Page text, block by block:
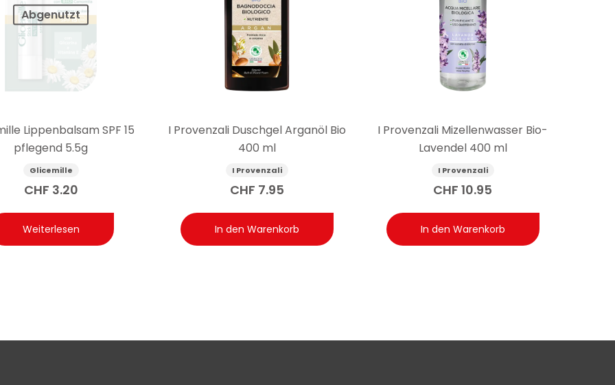
Abgenutzt
Lippenbalsam SPF 15
pflegend 5.5g
Glicemille
CHF 3.20
Weiterlesen
I Provenzali Duschgel Arganöl Bio
400 ml
I Provenzali
CHF 7.95
In den Warenkorb
I Provenzali Mizellenwasser Bio-
Lavendel 400 ml
I Provenzali
CHF 10.95
In den Warenkorb